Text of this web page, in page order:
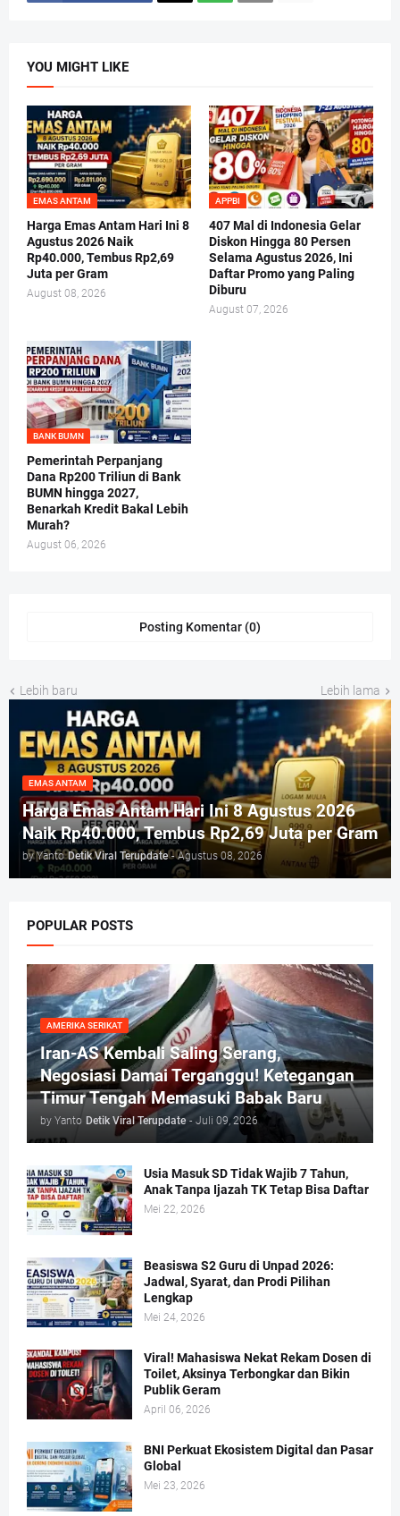
YOU MIGHT LIKE
EMAS ANTAM
Harga Emas Antam Hari Ini 8
Agustus 2026 Naik
Rp40.000, Tembus Rp2,69
Juta per Gram
August 08, 2026
APPBI
407 Mal di Indonesia Gelar
Diskon Hingga 80 Persen
Selama Agustus 2026, Ini
Daftar Promo yang Paling
Diburu
August 07, 2026
BANK BUMN
Pemerintah Perpanjang
Dana Rp200 Triliun di Bank
BUMN hingga 2027,
Benarkah Kredit Bakal Lebih
Murah?
August 06, 2026
Posting Komentar (0)
Lebih baru Lebih lama
EMAS ANTAM
Harga Emas Antam Hari Ini 8 Agustus 2026
Naik Rp40.000, Tembus Rp2,69 Juta per Gram
by Yanto Detik Viral Terupdate - Agustus 08, 2026
POPULAR POSTS
AMERIKA SERIKAT
Iran-AS Kembali Saling Serang,
Negosiasi Damai Terganggu! Ketegangan
Timur Tengah Memasuki Babak Baru
by Yanto Detik Viral Terupdate - Juli 09, 2026
Usia Masuk SD Tidak Wajib 7 Tahun,
Anak Tanpa Ijazah TK Tetap Bisa Daftar
Mei 22, 2026
Beasiswa S2 Guru di Unpad 2026:
Jadwal, Syarat, dan Prodi Pilihan
Lengkap
Mei 24, 2026
Viral! Mahasiswa Nekat Rekam Dosen di
Toilet, Aksinya Terbongkar dan Bikin
Publik Geram
April 06, 2026
BNI Perkuat Ekosistem Digital dan Pasar
Global
Mei 23, 2026